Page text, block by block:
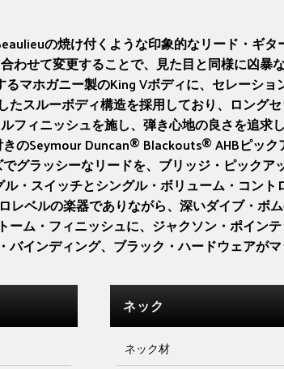
の焼け付くような印象的なリード・ギ
せて変更することで、見た目と同様に凶暴
マホガニー製のKing Vボディに、セレーシ
スルーボディ構造を採用しており、ロング
フィニッシュを施し、弾き心地の良さを追求
のSeymour Duncan® Blackouts® AHBピッ
グラッシーなリードを、ブリッジ・ピック
・スイッチとシングル・ボリューム・コン
ベルの楽器でありながら、深いダイブ・ボ
ム・フィニッシュに、ジャクソン・ポイン
インディング、ブラック・ハードウェアがマ
ネック
ネック材